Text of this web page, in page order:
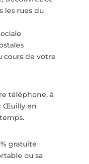
les rues du
cours de votre
téléphone, à
Œuilly en
gratuite
ou sa